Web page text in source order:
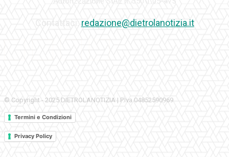
redazione@dietrolanotizia.it
© Copyright - 2025 DIETROLANOTIZIA | P.Iva 04852590969
Termini e Condizioni
Privacy Policy